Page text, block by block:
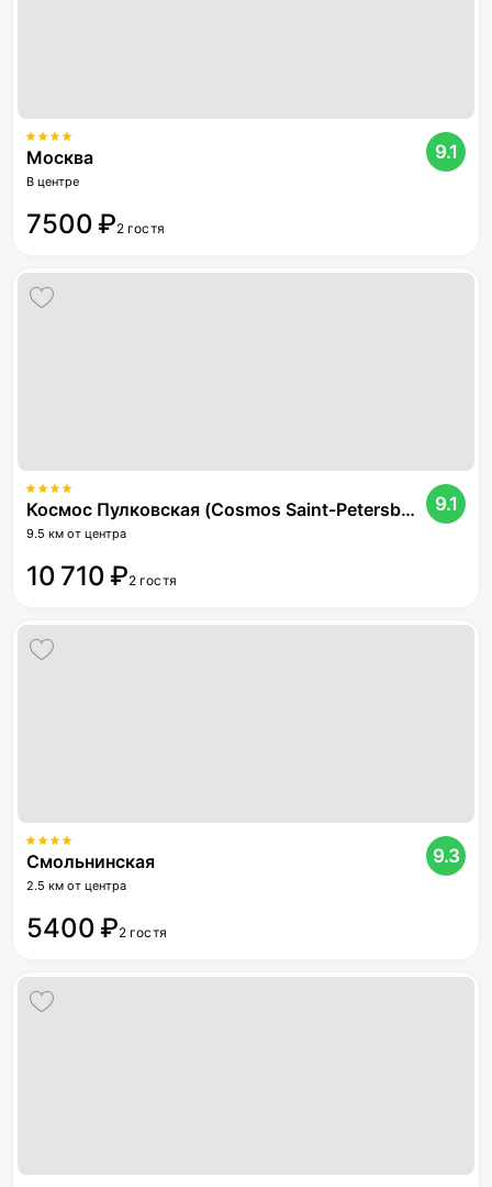
Москва
В центре
9.1
7500 ₽2 гостя
Космос Пулковская (Cosmos Saint-Petersburg Pulkovskaya Hotel)
9.5 км от центра
9.1
10 710 ₽2 гостя
Смольнинская
2.5 км от центра
9.3
5400 ₽2 гостя